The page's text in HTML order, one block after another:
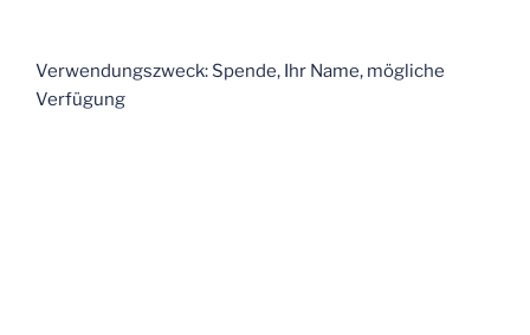
Verwendungszweck: Spende, Ihr Name, mögliche
Verfügung